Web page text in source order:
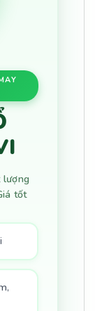
lượng
tốt